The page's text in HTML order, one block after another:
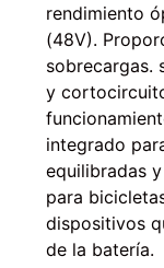
rendimiento
(48V).
sobrecargas.
y
integrado
equilibradas
para
dispositivos
de la batería.